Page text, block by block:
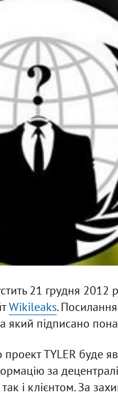
21 грудня 2012
Wikileaks.
який підписано
TYLER буде
за
і клієнтом. За